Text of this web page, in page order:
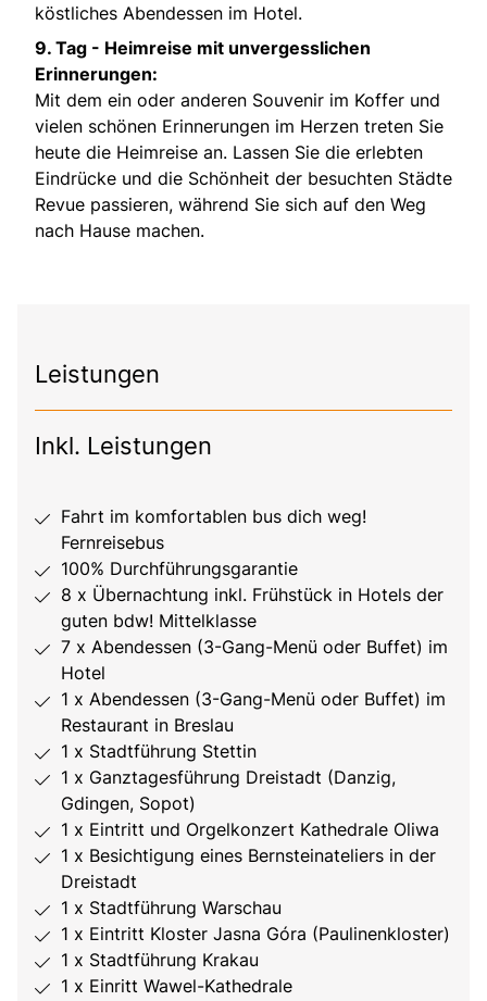
köstliches Abendessen im Hotel.
9. Tag - Heimreise mit unvergesslichen
Erinnerungen:
Mit dem ein oder anderen Souvenir im Koffer und
vielen schönen Erinnerungen im Herzen treten Sie
heute die Heimreise an. Lassen Sie die erlebten
Eindrücke und die Schönheit der besuchten Städte
Revue passieren, während Sie sich auf den Weg
nach Hause machen.
Leistungen
Inkl. Leistungen
Fahrt im komfortablen bus dich weg!
Fernreisebus
100% Durchführungsgarantie
8 x Übernachtung inkl. Frühstück in Hotels der
guten bdw! Mittelklasse
7 x Abendessen (3-Gang-Menü oder Buffet) im
Hotel
1 x Abendessen (3-Gang-Menü oder Buffet) im
Restaurant in Breslau
1 x Stadtführung Stettin
1 x Ganztagesführung Dreistadt (Danzig,
Gdingen, Sopot)
1 x Eintritt und Orgelkonzert Kathedrale Oliwa
1 x Besichtigung eines Bernsteinateliers in der
Dreistadt
1 x Stadtführung Warschau
1 x Eintritt Kloster Jasna Góra (Paulinenkloster)
1 x Stadtführung Krakau
1 x Einritt Wawel-Kathedrale